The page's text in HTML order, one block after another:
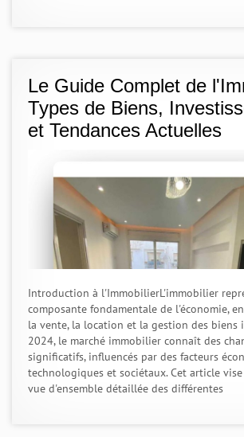
Le Guide Complet de
Types de Biens,
et Tendances Actuelles
Introduction à l'ImmobilierL'immobilier
composante fondamentale de l'économie,
la vente, la location et la gestion des biens
2024, le marché immobilier connaît des
significatifs, influencés par des facteurs
technologiques et sociétaux. Cet article
vue d'ensemble détaillée des différentes